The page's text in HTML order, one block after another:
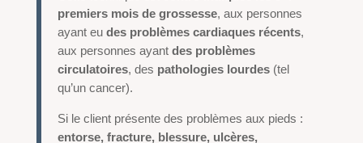
premiers mois de grossesse, aux personnes
ayant eu des problèmes cardiaques récents,
aux personnes ayant des problèmes
circulatoires, des pathologies lourdes(tel
qu’un cancer).
Si le client présente des problèmes aux pieds :
entorse, fracture, blessure, ulcères,